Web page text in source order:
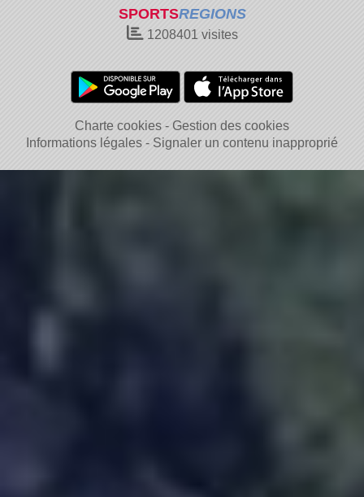
SPORTSREGIONS
1208401 visites
Charte cookies
Gestion des cookies
Informations légales
Signaler un contenu inapproprié